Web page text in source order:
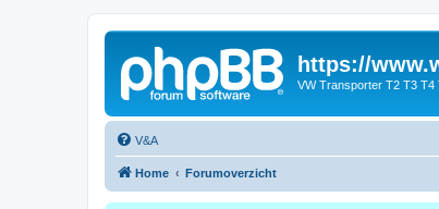
https://
VW Transporter T2 T3 T4
V&A
Home Forumoverzicht